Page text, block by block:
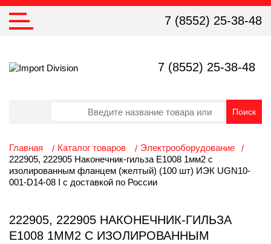
7 (8552) 25-38-48
7 (8552) 25-38-48
Главная Каталог товаров
Электрооборудование
222905, 222905 Наконечник-гильза Е1008 1мм2 с
изолированным фланцем (желтый) (100 шт) ИЭК UGN10-
001-D14-08 I с доставкой по России
222905, 222905 НАКОНЕЧНИК-ГИЛЬЗА
Е1008 1ММ2 С ИЗОЛИРОВАННЫМ